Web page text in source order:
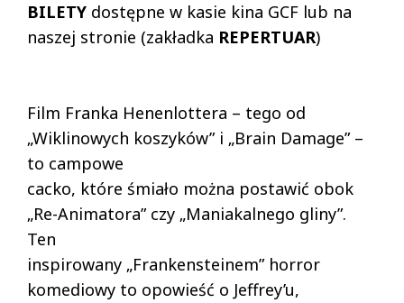
BILETY dostępne w kasie kina GCF lub na
naszej stronie (zakładka REPERTUAR)
Film Franka Henenlottera – tego od
„Wiklinowych koszyków” i „Brain Damage” –
to campowe
cacko, które śmiało można postawić obok
„Re-Animatora” czy „Maniakalnego gliny”.
Ten
inspirowany „Frankensteinem” horror
komediowy to opowieść o Jeffrey’u,